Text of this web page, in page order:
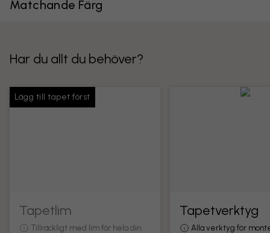
Matchande Färg
Har du allt du behöver?
Lägg till tapet först
Tapetlim
Tillräckligt med lim för hela din
Tapetverktyg
Alla verktyg för